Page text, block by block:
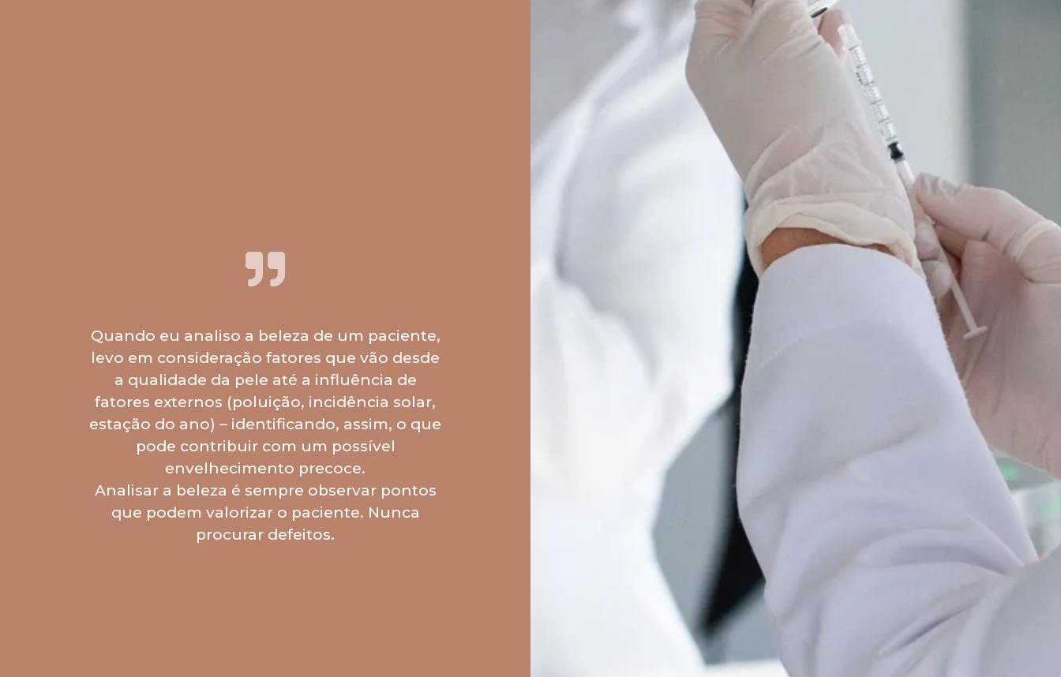
Quando eu analiso a beleza de um paciente,
levo em consideração fatores que vão desde
a qualidade da pele até a influência de
fatores externos (poluição, incidência solar,
estação do ano) – identificando, assim, o que
pode contribuir com um possível
envelhecimento precoce.
Analisar a beleza é sempre observar pontos
que podem valorizar o paciente. Nunca
procurar defeitos.